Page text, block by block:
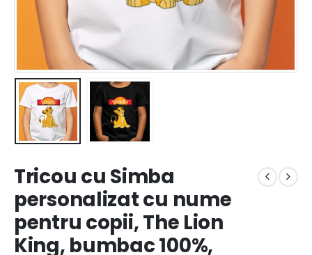
Tricou cu Simba
personalizat cu nume
pentru copii, The Lion
King, bumbac 100%,